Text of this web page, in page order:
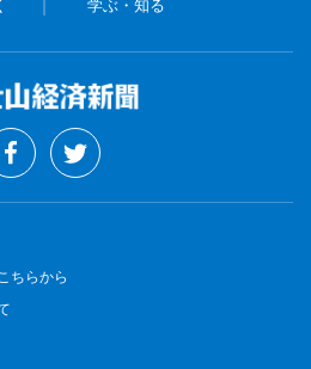
学ぶ・知る
ちらから